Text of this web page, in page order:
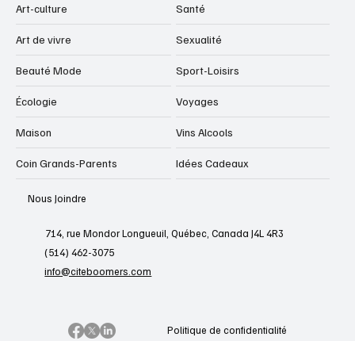
Art-culture
Art de vivre
Beauté Mode
Écologie
Maison
Coin Grands-Parents
Santé
Sexualité
Sport-Loisirs
Voyages
Vins Alcools
Idées Cadeaux
Nous Joindre
714, rue Mondor Longueuil, Québec, Canada J4L 4R3
(514) 462-3075
info@citeboomers.com
Politique de confidentialité